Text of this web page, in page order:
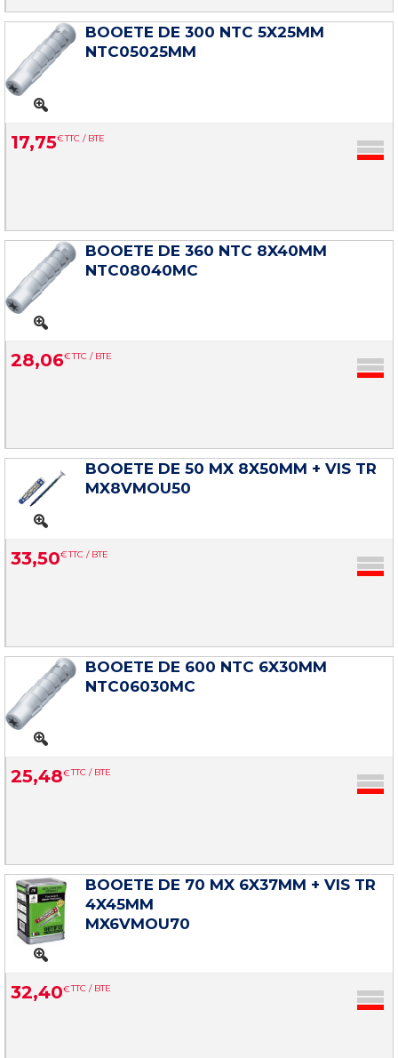
BOOETE DE 300 NTC 5X25MM
NTC05025MM
17,75€TTC / BTE
BOOETE DE 360 NTC 8X40MM
NTC08040MC
28,06€TTC / BTE
BOOETE DE 50 MX 8X50MM + VIS TR
MX8VMOU50
33,50€TTC / BTE
BOOETE DE 600 NTC 6X30MM
NTC06030MC
25,48€TTC / BTE
BOOETE DE 70 MX 6X37MM + VIS TR
4X45MM
MX6VMOU70
32,40€TTC / BTE